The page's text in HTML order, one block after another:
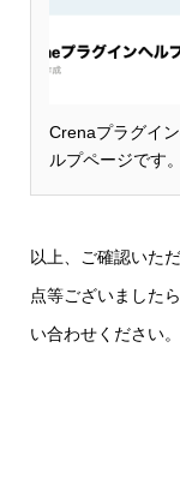
Crenaプラグイ
ルプページです
以上、ご確認いた
点等ございましたら
い合わせください。